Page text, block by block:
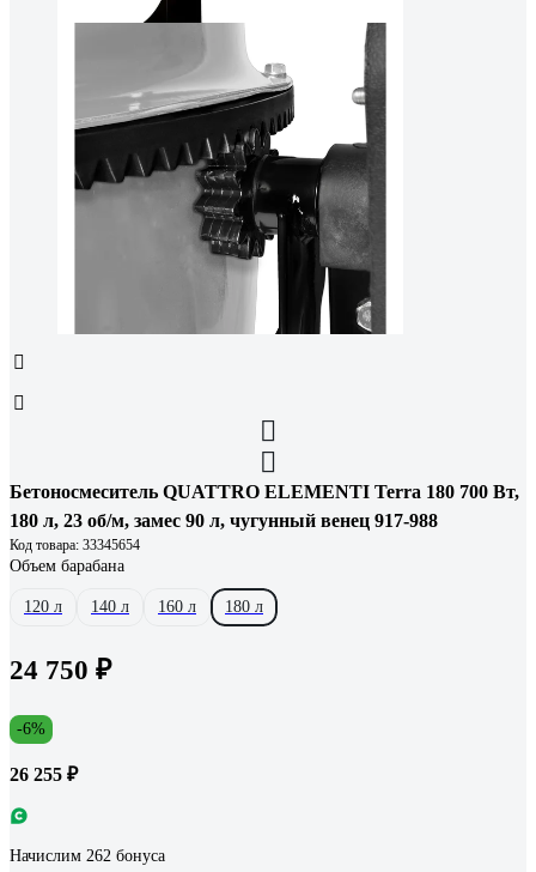
Бетоносмеситель QUATTRO ELEMENTI Terra 180 700 Вт,
180 л, 23 об/м, замес 90 л, чугунный венец 917-988
Код товара: 33345654
Объем барабана
120 л 140 л 160 л 180 л
24 750 ₽
-6%
26 255 ₽
Начислим 262 бонуса